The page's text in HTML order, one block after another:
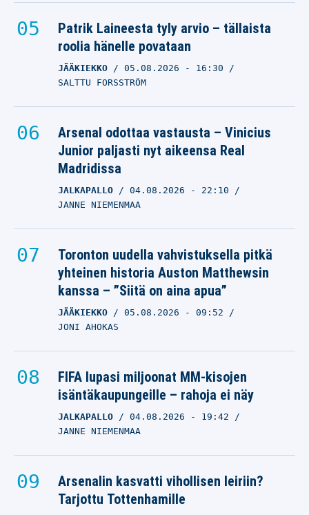
Patrik Laineesta tyly arvio – tällaista
roolia hänelle povataan
JÄÄKIEKKO 05.08.2026 - 16:30
SALTTU FORSSTRÖM
Arsenal odottaa vastausta – Vinicius
Junior paljasti nyt aikeensa Real
Madridissa
JALKAPALLO 04.08.2026 - 22:10
JANNE NIEMENMAA
Toronton uudella vahvistuksella pitkä
yhteinen historia Auston Matthewsin
kanssa – ”Siitä on aina apua”
JÄÄKIEKKO 05.08.2026 - 09:52
JONI AHOKAS
FIFA lupasi miljoonat MM-kisojen
isäntäkaupungeille – rahoja ei näy
JALKAPALLO 04.08.2026 - 19:42
JANNE NIEMENMAA
Arsenalin kasvatti vihollisen leiriin?
Tarjottu Tottenhamille